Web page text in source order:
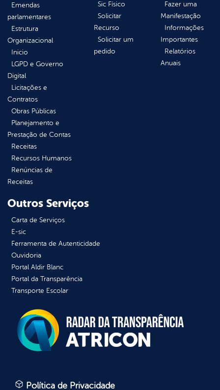
Emendas
parlamentares
Estrutura
Organizacional
Inicio
LGPD e Governo
Digital
Licitações e
Contratos
Obras Públicas
Planejamento e
Prestação de Contas
Receitas
Recursos Humanos
Renúncias de
Receitas
Sic Físico
Solicitar
Recurso
Solicitar um
pedido
Fazer uma
Manifestação
Informações
Importantes
Relatórios
Anuais
Outros Serviços
Carta de Serviços
E-sic
Ferramenta de Autenticidade
Ouvidoria
Portal Aldir Blanc
Portal da Transparência
Transporte Escolar
Política de Privacidade